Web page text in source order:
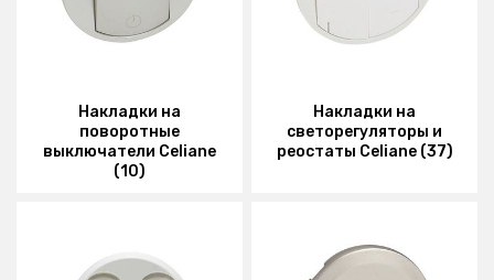
Накладки на
поворотные
выключатели Celiane
(10)
Накладки на
светорегуляторы и
реостаты Celiane (37)